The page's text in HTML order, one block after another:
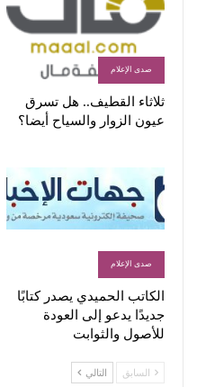
صدى الإعلام
ثلاثاء القطيف.. هل تسرق
عيون الزوار والسياح أيضا؟
صدى الإعلام
الكاتب الحميدي يصدر كتابًا
جديدًا يدعو إلى العودة
للأصول والثوابت
السابق التالي